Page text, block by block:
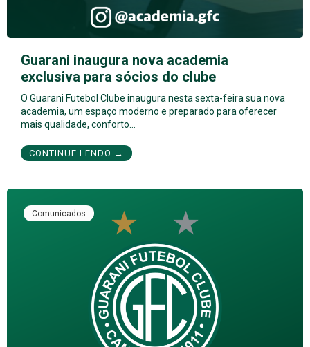
Guarani inaugura nova academia
exclusiva para sócios do clube
O Guarani Futebol Clube inaugura nesta sexta-feira sua nova
academia, um espaço moderno e preparado para oferecer
mais qualidade, conforto…
CONTINUE LENDO →
Comunicados